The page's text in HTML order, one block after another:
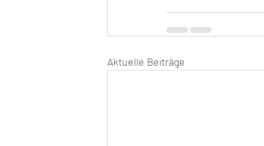
Aktuelle Beiträge